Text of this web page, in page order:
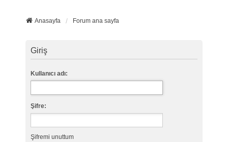
Anasayfa Forum ana sayfa
Giriş
Kullanıcı adı:
Şifre:
Şifremi unuttum